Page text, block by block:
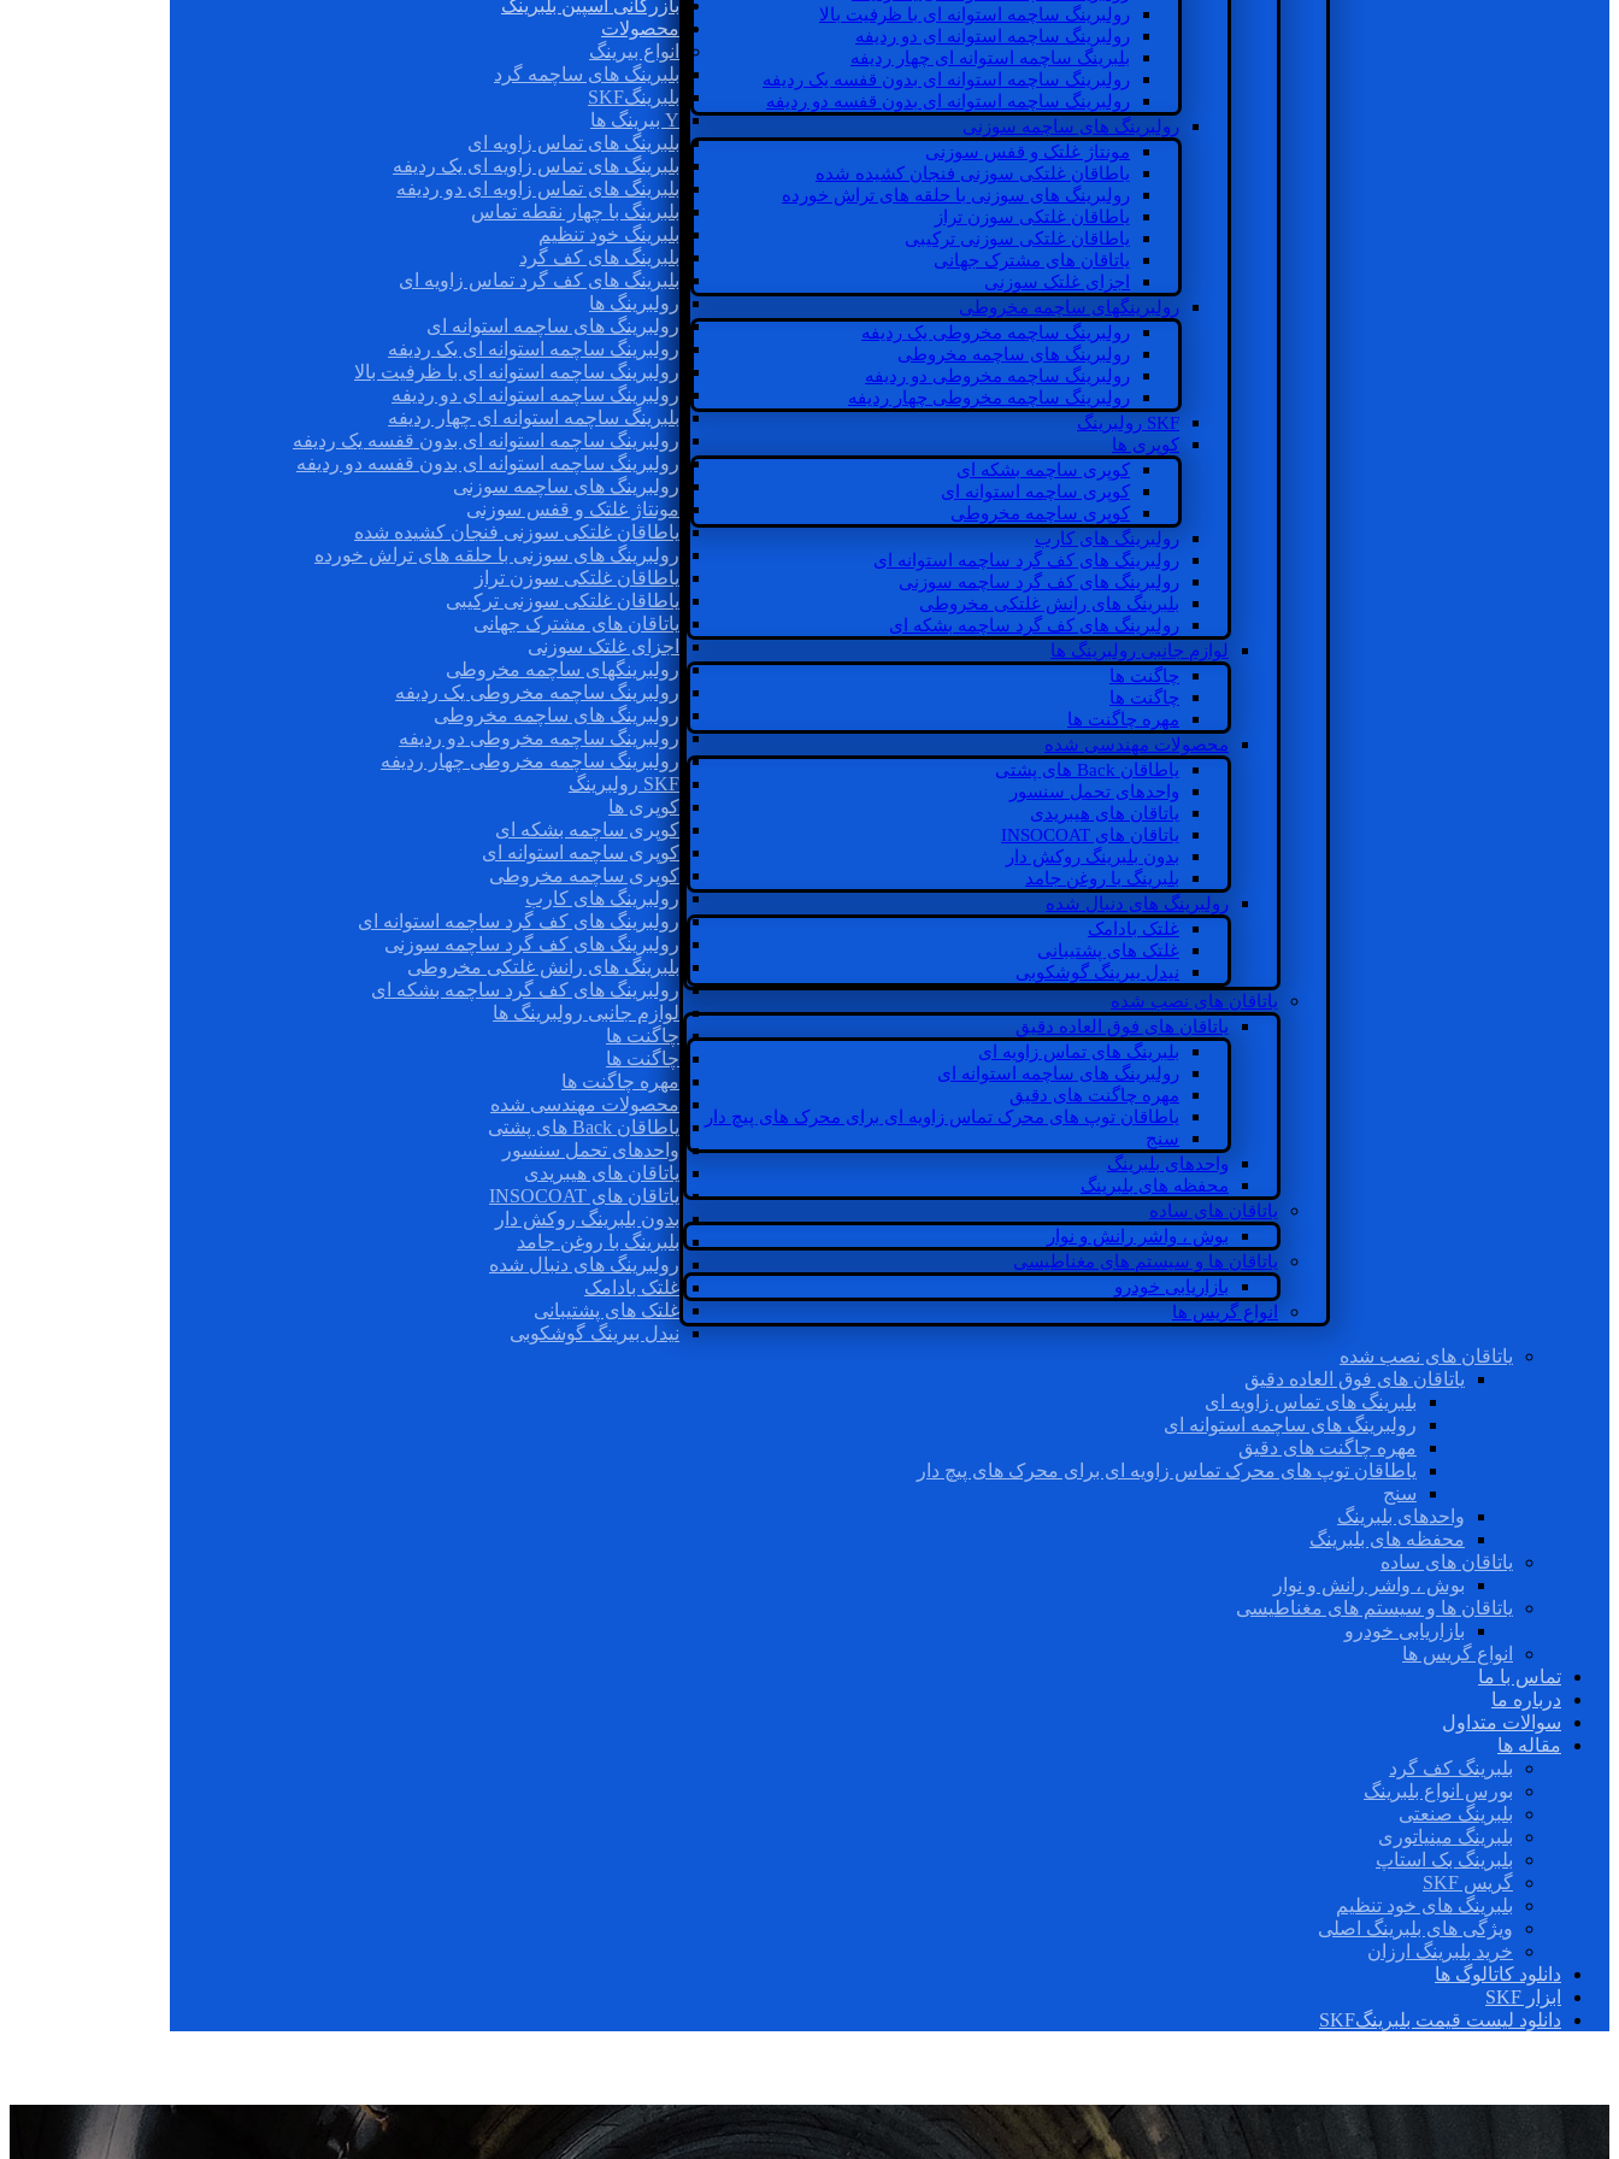
رولبرینگ ساچمه استوانه ای با ظرفیت بالا
رولبرینگ ساچمه استوانه ای دو ردیفه
بلبرینگ ساچمه استوانه ای چهار ردیفه
رولبرینگ ساچمه استوانه ای بدون قفسه یک ردیفه
رولبرینگ ساچمه استوانه ای بدون قفسه دو ردیفه
رولبرینگ های ساچمه سوزنی
مونتاژ غلتک و قفس سوزنی
یاطاقان غلتکی سوزنی فنجان کشیده شده
رولبرینگ های سوزنی با حلقه های تراش خورده
یاطاقان غلتکی سوزن تراز
یاطاقان غلتکی سوزنی ترکیبی
یاتاقان های مشترک جهانی
اجزای غلتک سوزنی
رولبرینگهای ساچمه مخروطی
رولبرینگ ساچمه مخروطی یک ردیفه
رولبرینگ های ساچمه مخروطی
رولبرینگ ساچمه مخروطی دو ردیفه
رولبرینگ ساچمه مخروطی چهار ردیفه
SKF رولبرینگ
کوپری ها
کوپری ساچمه بشکه ای
کوپری ساچمه استوانه ای
کوپری ساچمه مخروطی
رولبرینگ های کارب
رولبرینگ های کف گرد ساچمه استوانه ای
رولبرینگ های کف گرد ساچمه سوزنی
بلبرینگ های رانش غلتکی مخروطی
رولبرینگ های کف گرد ساچمه بشکه ای
لوازم جانبی رولبرینگ ها
چاگنت ها
چاگنت ها
مهره چاگنت ها
محصولات مهندسی شده
یاطاقان Back های پشتی
واحدهای تحمل سنسور
یاتاقان های هیبریدی
یاتاقان های INSOCOAT
بدون بلبرینگ روکش دار
بلبرینگ با روغن جامد
رولبرینگ های دنبال شده
غلتک بادامک
غلتک های پشتیبانی
نیدل بیرینگ گوشکوبی
یاتاقان های نصب شده
یاتاقان های فوق العاده دقیق
بلبرینگ های تماس زاویه ای
رولبرینگ های ساچمه استوانه ای
مهره چاگنت های دقیق
یاطاقان توپ های محرک تماس زاویه ای برای محرک های پیچ دار
سنج
واحدهای بلبرینگ
محفظه های بلبرینگ
یاتاقان های ساده
بوش ، واشر رانش و نوار
یاتاقان ها و سیستم های مغناطیسی
بازاریابی خودرو
انواع گریس ها
بازرگانی اسپین بلبرینگ
محصولات
انواع بیرینگ
بلبرینگ های ساچمه گرد
بلبرینگSKF
Y بیرینگ ها
بلبرینگ های تماس زاویه ای
بلبرینگ های تماس زاویه ای یک ردیفه
بلبرینگ های تماس زاویه ای دو ردیفه
بلبرینگ با چهار نقطه تماس
بلبرینگ خود تنظیم
بلبرینگ های کف گرد
بلبرینگ های کف گرد تماس زاویه ای
رولبرینگ ها
رولبرینگ های ساچمه استوانه ای
رولبرینگ ساچمه استوانه ای یک ردیفه
رولبرینگ ساچمه استوانه ای با ظرفیت بالا
رولبرینگ ساچمه استوانه ای دو ردیفه
بلبرینگ ساچمه استوانه ای چهار ردیفه
رولبرینگ ساچمه استوانه ای بدون قفسه یک ردیفه
رولبرینگ ساچمه استوانه ای بدون قفسه دو ردیفه
رولبرینگ های ساچمه سوزنی
مونتاژ غلتک و قفس سوزنی
یاطاقان غلتکی سوزنی فنجان کشیده شده
رولبرینگ های سوزنی با حلقه های تراش خورده
یاطاقان غلتکی سوزن تراز
یاطاقان غلتکی سوزنی ترکیبی
یاتاقان های مشترک جهانی
اجزای غلتک سوزنی
رولبرینگهای ساچمه مخروطی
رولبرینگ ساچمه مخروطی یک ردیفه
رولبرینگ های ساچمه مخروطی
رولبرینگ ساچمه مخروطی دو ردیفه
رولبرینگ ساچمه مخروطی چهار ردیفه
SKF رولبرینگ
کوپری ها
کوپری ساچمه بشکه ای
کوپری ساچمه استوانه ای
کوپری ساچمه مخروطی
رولبرینگ های کارب
رولبرینگ های کف گرد ساچمه استوانه ای
رولبرینگ های کف گرد ساچمه سوزنی
بلبرینگ های رانش غلتکی مخروطی
رولبرینگ های کف گرد ساچمه بشکه ای
لوازم جانبی رولبرینگ ها
چاگنت ها
چاگنت ها
مهره چاگنت ها
محصولات مهندسی شده
یاطاقان Back های پشتی
واحدهای تحمل سنسور
یاتاقان های هیبریدی
یاتاقان های INSOCOAT
بدون بلبرینگ روکش دار
بلبرینگ با روغن جامد
رولبرینگ های دنبال شده
غلتک بادامک
غلتک های پشتیبانی
نیدل بیرینگ گوشکوبی
یاتاقان های نصب شده
یاتاقان های فوق العاده دقیق
بلبرینگ های تماس زاویه ای
رولبرینگ های ساچمه استوانه ای
مهره چاگنت های دقیق
یاطاقان توپ های محرک تماس زاویه ای برای محرک های پیچ دار
سنج
واحدهای بلبرینگ
محفظه های بلبرینگ
یاتاقان های ساده
بوش ، واشر رانش و نوار
یاتاقان ها و سیستم های مغناطیسی
بازاریابی خودرو
انواع گریس ها
تماس با ما
درباره ما
سوالات متداول
مقاله ها
بلبرینگ کف گرد
بورس انواع بلبرینگ
بلبرینگ صنعتی
بلبرینگ مینیاتوری
بلبرینگ بک استاپ
گریس SKF
بلبرینگ های خود تنظیم
ویژگی های بلبرینگ اصلی
خرید بلبرینگ ارزان
دانلود کاتالوگ ها
ابزار SKF
دانلود لیست قیمت بلبرینگSKF